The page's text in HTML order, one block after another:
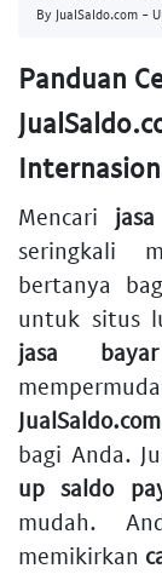
By JualSaldo.com -
Panduan
Mencari
seringkali
bertanya
untuk situs
jasa
JualSaldo.com
bagi Anda.
up saldo
mudah.
memikirkan